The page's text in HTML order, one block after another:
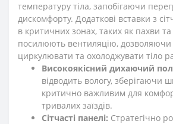
температуру тіла, запобігаючи
дискомфорту. Додаткові вставки з
в критичних зонах, таких як пахви
посилюють вентиляцію, дозволяючи
циркулювати та охолоджувати тіло
Високоякісний дихаючий
відводить вологу, зберігаючи
критично важливим для
тривалих заїздів.
Сітчасті панелі: Стратегічно